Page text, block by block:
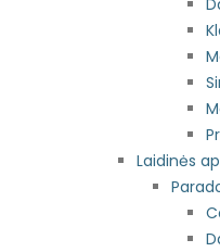
Laidinės